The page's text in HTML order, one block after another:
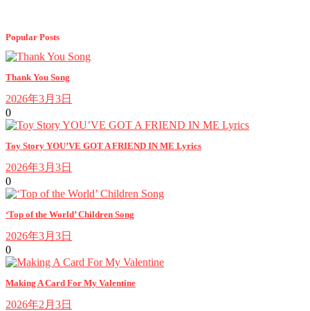
Popular Posts
Thank You Song
2026年3月3日
0
Toy Story YOU’VE GOT A FRIEND IN ME Lyrics
2026年3月3日
0
‘Top of the World’ Children Song
2026年3月3日
0
Making A Card For My Valentine
2026年2月3日